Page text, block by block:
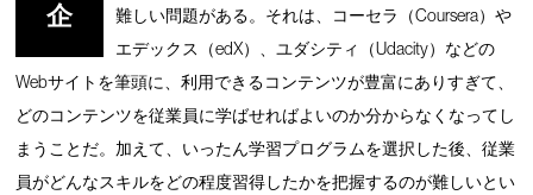
企
難しい問題がある。それは、コーセラ（Coursera）や
エデックス（edX）、ユダシティ（Udacity）などの
Webサイトを筆頭に、利用できるコンテンツが豊富にありすぎて、
どのコンテンツを従業員に学ばせればよいのか分からなくなってし
まうことだ。加えて、いったん学習プログラムを選択した後、従業
員がどんなスキルをどの程度習得したかを把握するのが難しいとい